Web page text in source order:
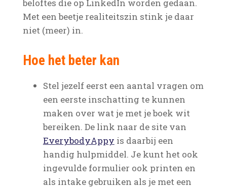
beloftes die op LinkedIn worden gedaan.
Met een beetje realiteitszin stink je daar
niet (meer) in.
Hoe het beter kan
Stel jezelf eerst een aantal vragen om
een eerste inschatting te kunnen
maken over wat je met je boek wit
bereiken. De link naar de site van
EverybodyAppy is daarbij een
handig hulpmiddel. Je kunt het ook
ingevulde formulier ook printen en
als intake gebruiken als je met een